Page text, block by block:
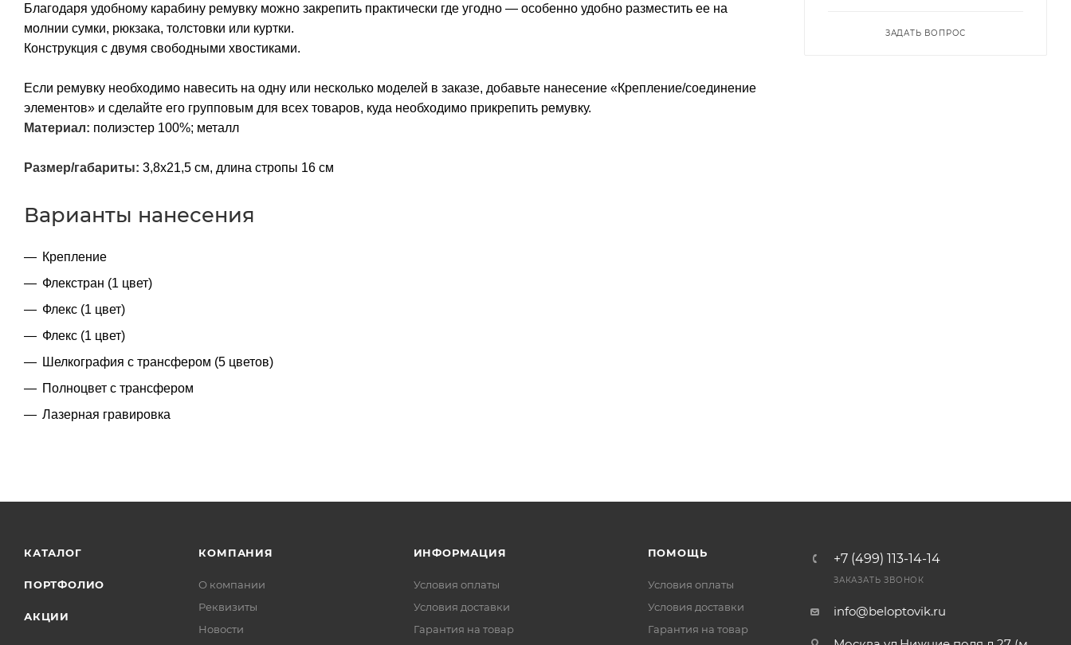
Благодаря удобному карабину ремувку можно закрепить практически где угодно — особенно удобно разместить ее на
молнии сумки, рюкзака, толстовки или куртки.
Конструкция с двумя свободными хвостиками.
Если ремувку необходимо навесить на одну или несколько моделей в заказе, добавьте нанесение «Крепление/соединение
элементов» и сделайте его групповым для всех товаров, куда необходимо прикрепить ремувку.
Материал: полиэстер 100%; металл
Размер/габариты: 3,8х21,5 см, длина стропы 16 см
Варианты нанесения
Крепление
Флекстран (1 цвет)
Флекс (1 цвет)
Флекс (1 цвет)
Шелкография с трансфером (5 цветов)
Полноцвет с трансфером
Лазерная гравировка
ЗАДАТЬ ВОПРОС
КАТАЛОГ
ПОРТФОЛИО
АКЦИИ
КОМПАНИЯ
О компании
Реквизиты
Новости
ИНФОРМАЦИЯ
Условия оплаты
Условия доставки
Гарантия на товар
ПОМОЩЬ
Условия оплаты
Условия доставки
Гарантия на товар
+7 (499) 113-14-14
ЗАКАЗАТЬ ЗВОНОК
info@beloptovik.ru